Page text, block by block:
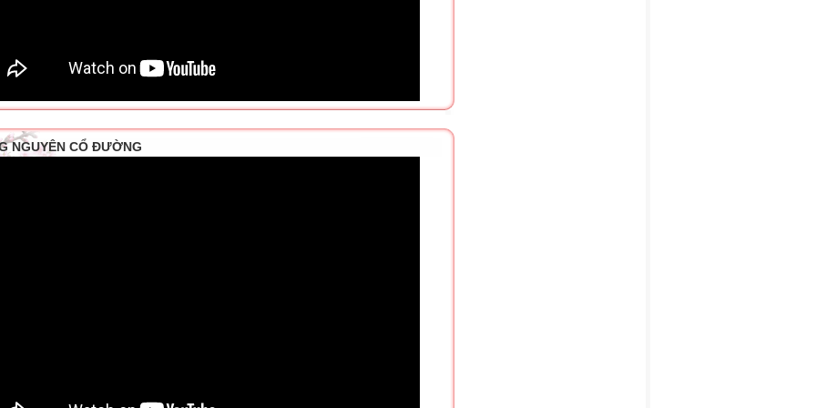
NGUYÊN CỔ ĐƯỜNG